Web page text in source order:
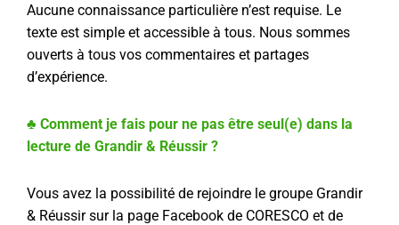
Aucune connaissance particulière n’est requise. Le
texte est simple et accessible à tous. Nous sommes
ouverts à tous vos commentaires et partages
d’expérience.
♣ Comment je fais pour ne pas être seul(e) dans la
lecture de Grandir & Réussir ?
Vous avez la possibilité de rejoindre le groupe Grandir
& Réussir sur la page Facebook de CORESCO et de